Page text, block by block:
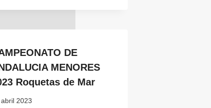
DE
MENORES
Roquetas de Mar
2023